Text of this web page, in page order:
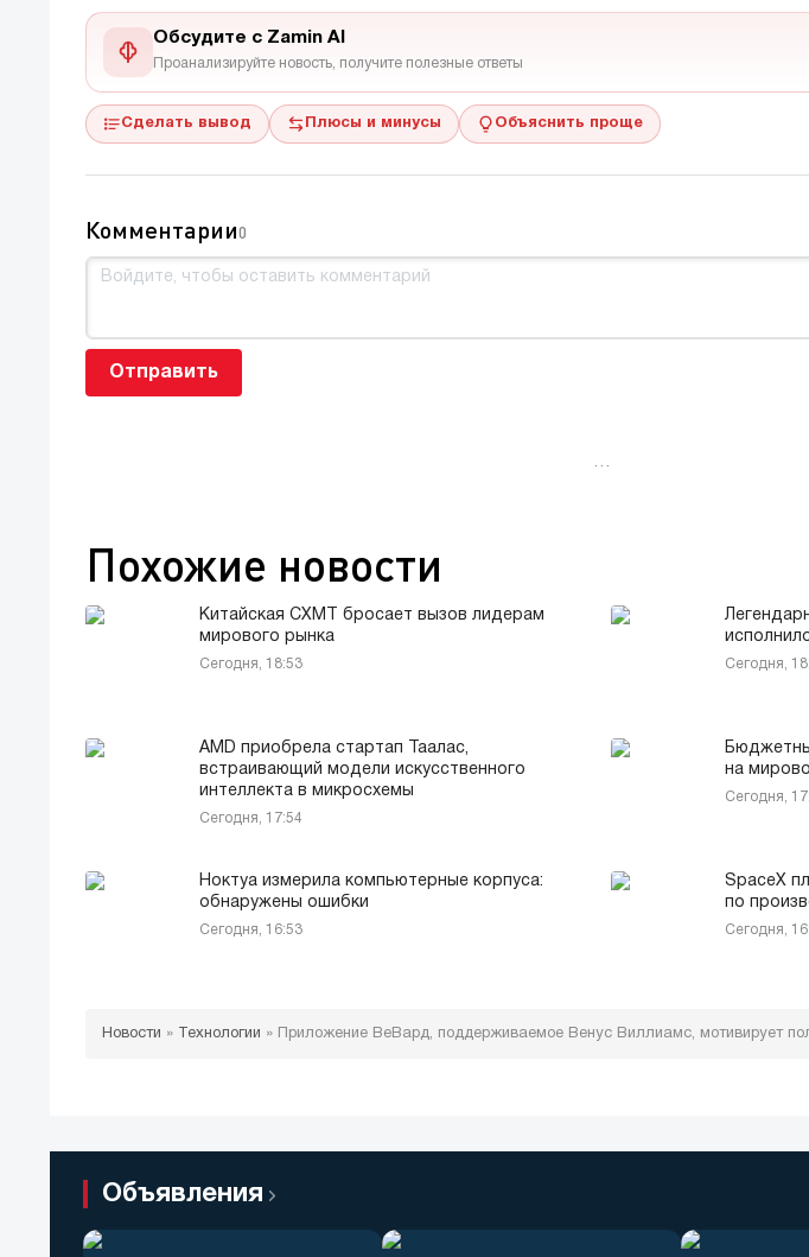
Обсудите с Zamin AI
Проанализируйте новость, получите полезные ответы
Сделать вывод Плюсы и минусы Объяснить проще
Комментарии0
Отправить
…
Похожие новости
Китайская CXMT бросает вызов лидерам
мирового рынка
Сегодня, 18:53 Сегодня,
AMD приобрела стартап Таалас,
встраивающий модели искусственного
интеллекта в микросхемы
Сегодня, 17:54
на
Сегодня,
Ноктуа измерила компьютерные корпуса:
обнаружены ошибки
Сегодня, 16:53
SpaceX
по
Сегодня,
Новости » Технологии » Приложение ВеВард, поддерживаемое Венус Виллиамс, мотивирует
Объявления